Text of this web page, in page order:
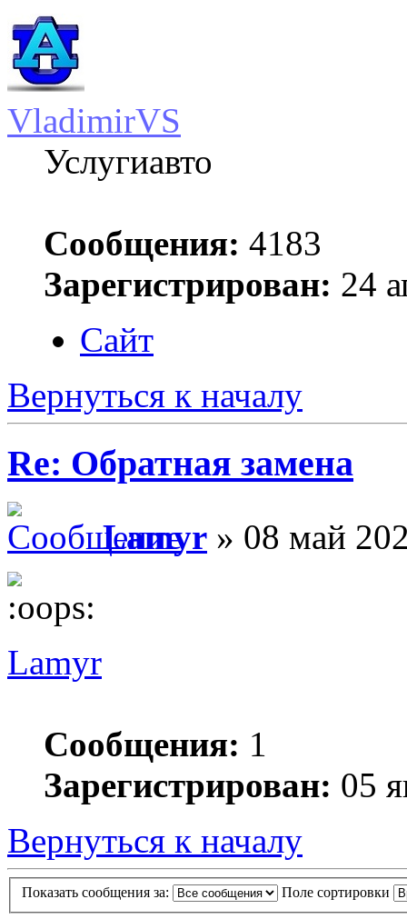
VladimirVS
Услугиавто
Сообщения: 4183
Зарегистрирован: 24
Сайт
Вернуться к началу
Re: Обратная замена
Lamyr » 08 май
Lamyr
Сообщения: 1
Зарегистрирован: 05
Вернуться к началу
Показать сообщения за: Поле сортировки